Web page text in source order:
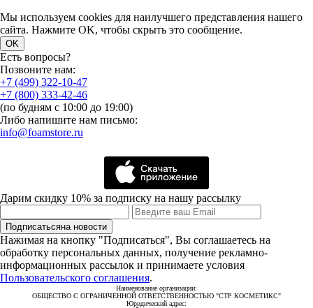
Мы используем cookies для наилучшего представления нашего
сайта. Нажмите OK, чтобы скрыть это сообщение.
OK
Есть вопросы?
Позвоните нам:
+7 (499) 322-10-47
+7 (800) 333-42-46
(по будням с 10:00 до 19:00)
Либо напишите нам письмо:
info@foamstore.ru
Дарим скидку 10% за подписку на нашу рассылку
Подписатьсяна новости
Нажимая на кнопку "Подписаться", Вы соглашаетесь на
обработку персональных данных, получение рекламно-
информационных рассылок и принимаете условия
Пользовательского соглашения.
Наименование организации:
ОБЩЕСТВО С ОГРАНИЧЕННОЙ ОТВЕТСТВЕННОСТЬЮ "СТР КОСМЕТИКС"
Юридический адрес: